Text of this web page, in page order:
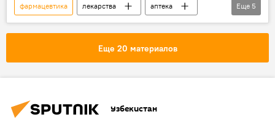
фармацевтика лекарства
аптека
рецепт
здравоохранение
Ташкент
Кабинет Министров Узбекистана
Еще 5
Еще 20 материалов
Узбекистан